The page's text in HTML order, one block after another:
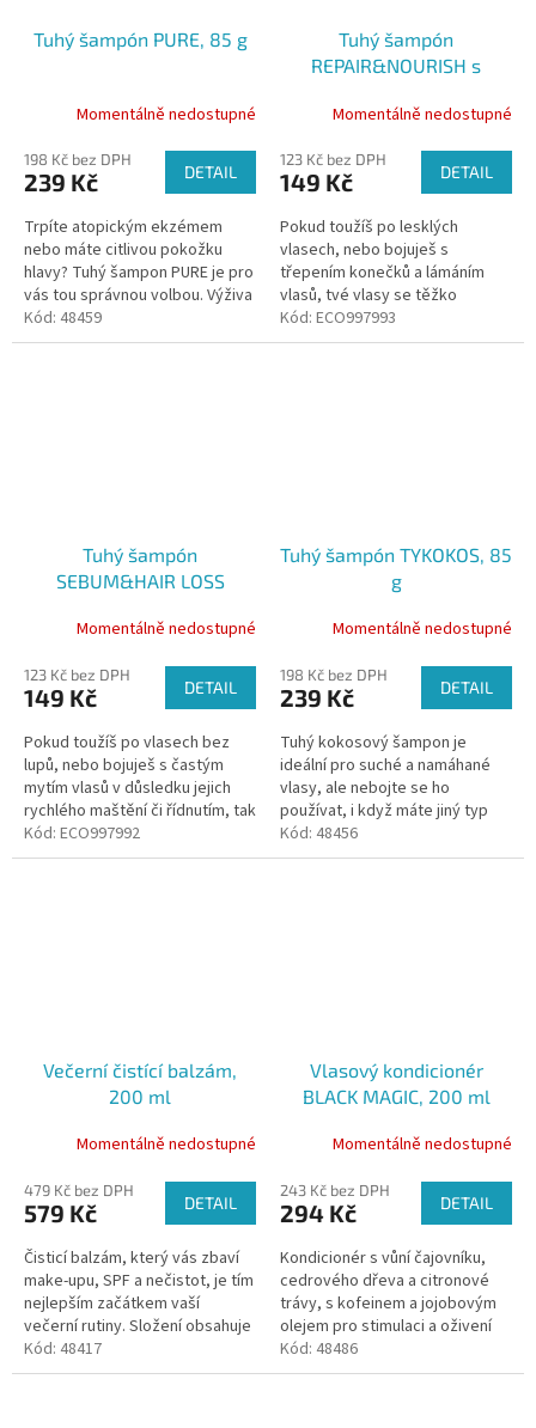
Tuhý šampón PURE, 85 g
Momentálně nedostupné
198 Kč bez DPH
239 Kč DETAIL
Trpíte atopickým ekzémem
nebo máte citlivou pokožku
hlavy? Tuhý šampon PURE je pro
vás tou správnou volbou. Výživa
pro vaše vlasy plná přírodních
pokladů bez parfemace a
Kód: 48459
Tuhý šampón
REPAIR&NOURISH s
hedvábím, 60 g
Momentálně nedostupné
123 Kč bez DPH
149 Kč DETAIL
Pokud toužíš po lesklých
vlasech, nebo bojuješ s
třepením konečků a lámáním
vlasů, tvé vlasy se těžko
rozčesávají, tohle je tuhý
šampon pro tebe. Tuhý šampón
Kód: ECO997993
Tuhý šampón
SEBUM&HAIR LOSS
Momentálně nedostupné
123 Kč bez DPH
149 Kč DETAIL
Pokud toužíš po vlasech bez
lupů, nebo bojuješ s častým
mytím vlasů v důsledku jejich
rychlého maštění či řídnutím, tak
tento šampon je pro tebe. Tuhý
šampón SEBUM&HAIR...
Kód: ECO997992
Tuhý šampón TYKOKOS, 85
g
Momentálně nedostupné
198 Kč bez DPH
239 Kč DETAIL
Tuhý kokosový šampon je
ideální pro suché a namáhané
vlasy, ale nebojte se ho
používat, i když máte jiný typ
vlasů. TYKOKOS obsahuje
výtažky z kostivalu, které
Kód: 48456
Večerní čistící balzám,
200 ml
Momentálně nedostupné
479 Kč bez DPH
579 Kč DETAIL
Čisticí balzám, který vás zbaví
make-upu, SPF a nečistot, je tím
nejlepším začátkem vaší
večerní rutiny. Složení obsahuje
frakcionovaný kokosový olej,
meruňkový olej, kakaové...
Kód: 48417
Vlasový kondicionér
BLACK MAGIC, 200 ml
Momentálně nedostupné
243 Kč bez DPH
294 Kč DETAIL
Kondicionér s vůní čajovníku,
cedrového dřeva a citronové
trávy, s kofeinem a jojobovým
olejem pro stimulaci a oživení
vlasů s lupy.
Kód: 48486